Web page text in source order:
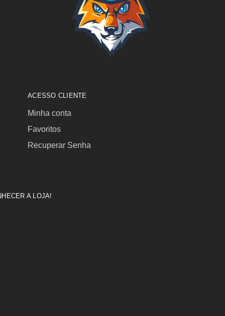
ACESSO CLIENTE
Minha conta
Favoritos
Recuperar Senha
A LOJA!